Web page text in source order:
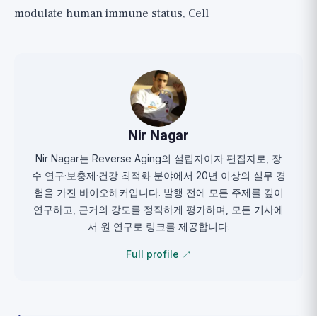
modulate human immune status, Cell
Nir Nagar
Nir Nagar는 Reverse Aging의 설립자이자 편집자로, 장
수 연구·보충제·건강 최적화 분야에서 20년 이상의 실무 경
험을 가진 바이오해커입니다. 발행 전에 모든 주제를 깊이
연구하고, 근거의 강도를 정직하게 평가하며, 모든 기사에
서 원 연구로 링크를 제공합니다.
Full profile ↗